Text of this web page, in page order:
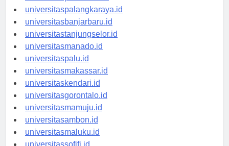
universitaspontianak.id
universitaspalangkaraya.id
universitasbanjarbaru.id
universitastanjungselor.id
universitasmanado.id
universitaspalu.id
universitasmakassar.id
universitaskendari.id
universitasgorontalo.id
universitasmamuju.id
universitasambon.id
universitasmaluku.id